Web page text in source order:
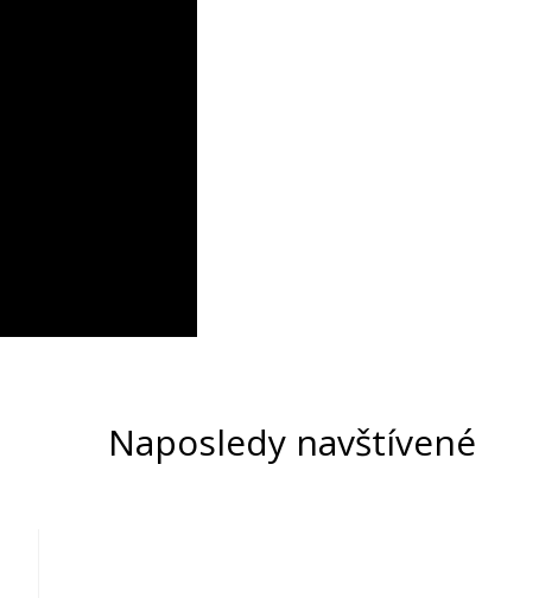
Naposledy navštívené